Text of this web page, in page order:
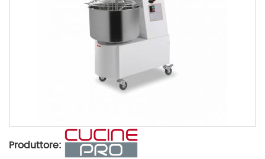
Produttore: